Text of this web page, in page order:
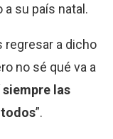
a su país natal.
regresar a dicho
no sé qué va a
siempre las
todos”.